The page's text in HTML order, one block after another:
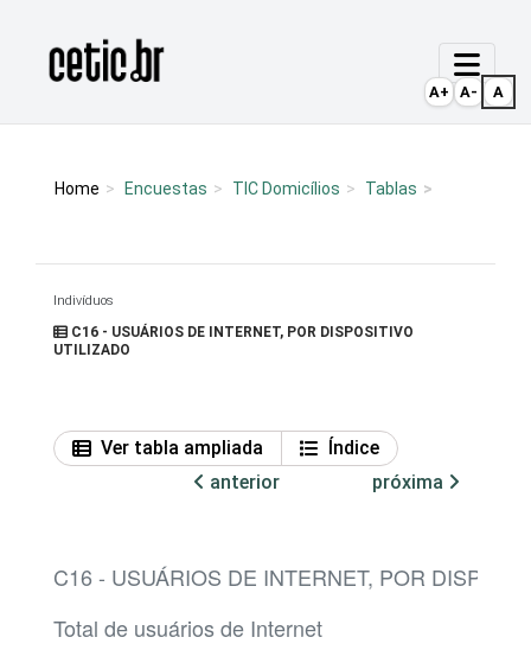
Página inicial
Home Encuestas TIC Domicílios Tablas
Indivíduos
C16 - USUÁRIOS DE INTERNET, POR DISPOSITIVO
UTILIZADO
Ver tabla ampliada
Índice
anterior
próxima
C16 - USUÁRIOS DE INTERNET, POR
Total de usuários de Internet
A+ A- A